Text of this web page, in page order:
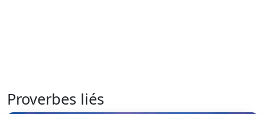
Proverbes liés